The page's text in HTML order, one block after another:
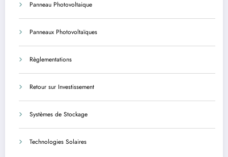
Panneau Photovoltaique
Panneaux Photovoltaïques
Règlementations
Retour sur Investissement
Systèmes de Stockage
Technologies Solaires